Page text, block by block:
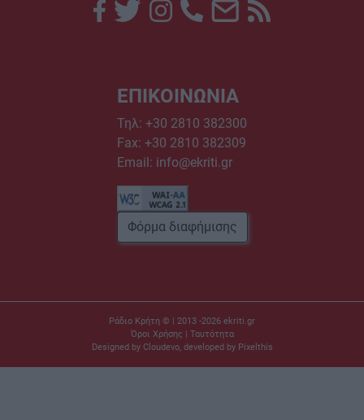
ΕΠΙΚΟΙΝΩΝΙΑ
Τηλ: +30 2810 382300
Fax: +30 2810 382309
Email: info@ekriti.gr
Φόρμα διαφήμισης
Ράδιο Κρήτη © | 2013 -2026 ekriti.gr
Όροι Χρήσης
Ταυτότητα
Designed by Cloudevo, developed by Pixelthis